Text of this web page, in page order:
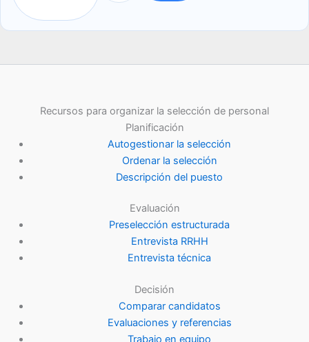
Recursos para organizar la selección de personal
Planificación
Autogestionar la selección
Ordenar la selección
Descripción del puesto
Evaluación
Preselección estructurada
Entrevista RRHH
Entrevista técnica
Decisión
Comparar candidatos
Evaluaciones y referencias
Trabajo en equipo